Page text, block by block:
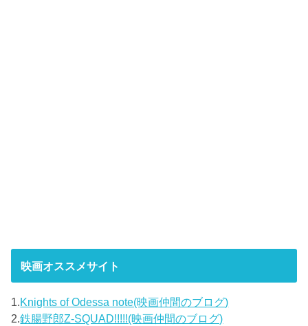
映画オススメサイト
1.Knights of Odessa note(映画仲間のブログ)
2.鉄腸野郎Z-SQUAD!!!!!(映画仲間のブログ)